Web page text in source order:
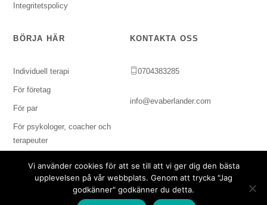
Integritetspolicy
BÖRJA HÄR
Individuell terapi
För företag
För par
För psykologer, coacher och
terapeuter
KONTAKTA OSS
0704383285
info@evaberlander.com
Vi använder cookies för att se till att vi ger dig den bästa
upplevelsen på vår webbplats. Genom att trycka "Jag
godkänner" godkänner du detta.